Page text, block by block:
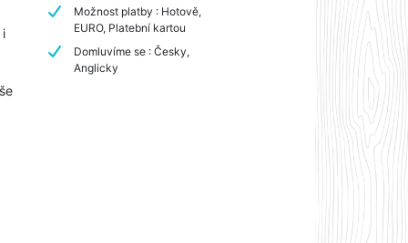
i
Možnost platby : Hotově,
EURO, Platební kartou
Domluvíme se : Česky,
Anglicky